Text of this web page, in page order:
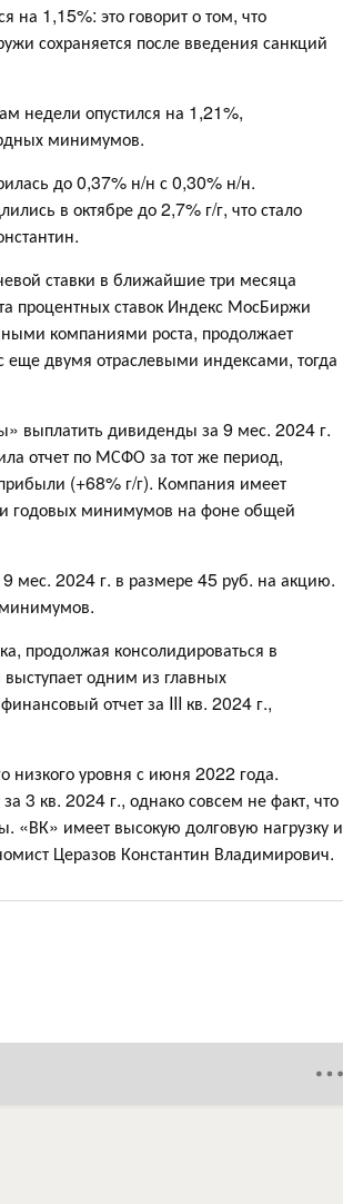
на 1,15%: это говорит о том, что
сохраняется после введения санкций
недели опустился на 1,21%,
минимумов.
до 0,37% н/н с 0,30% н/н.
в октябре до 2,7% г/г, что стало
ставки в ближайшие три месяца
процентных ставок Индекс МосБиржи
компаниями роста, продолжает
двумя отраслевыми индексами, тогда
выплатить дивиденды за 9 мес. 2024 г.
отчет по МСФО за тот же период,
(+68% г/г). Компания имеет
годовых минимумов на фоне общей
мес. 2024 г. в размере 45 руб. на акцию.
продолжая консолидироваться в
одним из главных
отчет за III кв. 2024 г.,
низкого уровня с июня 2022 года.
3 кв. 2024 г., однако совсем не факт, что
«ВК» имеет высокую долговую нагрузку и
Церазов Константин Владимирович.